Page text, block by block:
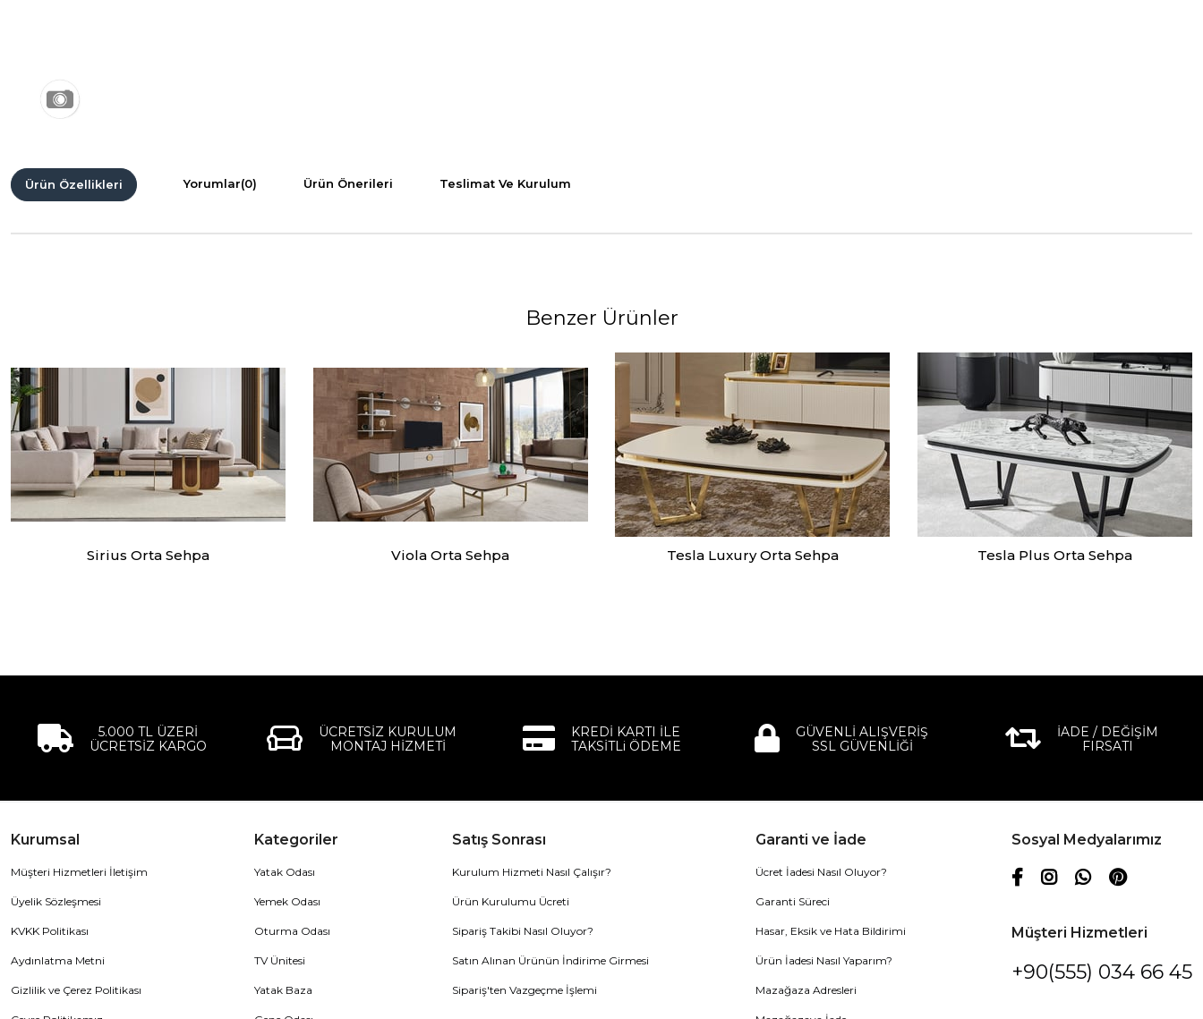
Ürün Özellikleri Yorumlar(0) Ürün Önerileri Teslimat Ve Kurulum
Benzer Ürünler
Sirius Orta Sehpa Viola Orta Sehpa Tesla Luxury Orta Sehpa Tesla Plus Orta Sehpa
5.000 TL ÜZERİ
ÜCRETSİZ KARGO
ÜCRETSİZ KURULUM
MONTAJ HİZMETİ
KREDİ KARTI İLE
TAKSİTLi ÖDEME
GÜVENLİ ALIŞVERİŞ
SSL GÜVENLİĞİ
İADE / DEĞİŞİM
FIRSATI
Kurumsal
Müşteri Hizmetleri İletişim
Üyelik Sözleşmesi
KVKK Politikası
Aydınlatma Metni
Gizlilik ve Çerez Politikası
Kategoriler
Yatak Odası
Yemek Odası
Oturma Odası
TV Ünitesi
Yatak Baza
Satış Sonrası
Kurulum Hizmeti Nasıl Çalışır?
Ürün Kurulumu Ücreti
Sipariş Takibi Nasıl Oluyor?
Satın Alınan Ürünün İndirime Girmesi
Sipariş'ten Vazgeçme İşlemi
Garanti ve İade
Ücret İadesi Nasıl Oluyor?
Garanti Süreci
Hasar, Eksik ve Hata Bildirimi
Ürün İadesi Nasıl Yaparım?
Mazağaza Adresleri
Sosyal Medyalarımız
Müşteri Hizmetleri
+90(555) 034 66 45